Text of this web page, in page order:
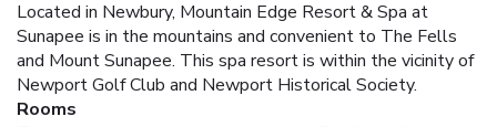
Located in Newbury, Mountain Edge Resort & Spa at
Sunapee is in the mountains and convenient to The Fells
and Mount Sunapee. This spa resort is within the vicinity of
Newport Golf Club and Newport Historical Society.
Rooms